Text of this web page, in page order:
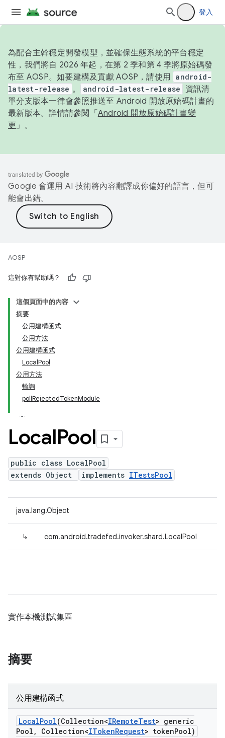
登入
為配合主幹穩定開發模型，並確保生態系統的平台穩定
性，我們將自 2026 年起，在第 2 季和第 4 季將原始碼發
布至 AOSP。如要建構及貢獻 AOSP，請使用 android-
latest-release 。 android-latest-release
資訊清
單分支版本一律會參照推送至 Android 開放原始碼計畫的
最新版本。詳情請參閱「 Android 開放原始碼計畫變
更 」。
Google 會運用 AI 技術將內容翻譯成你偏好的語言，但可
能會出錯。
AOSP
這對你有幫助嗎？
這個頁面中的內容
摘要
公用建構函式
公用方法
公用建構函式
LocalPool
公用方法
輪詢
pollRejectedTokenModule
LocalPool
public class LocalPool
extends Object
implements ITestsPool
java.lang.Object
↳ com.android.tradefed.invoker.shard.LocalPool
實作本機測試集區
摘要
公用建構函式
LocalPool(Collection<IRemoteTest> generic
Pool , Collection<ITokenRequest> tokenPool)